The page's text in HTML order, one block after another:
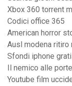
Xbox 360 torrent
Codici office 365
American horror
Ausl modena ritiro
Sfondi iphone
Il nemico alle
Youtube film